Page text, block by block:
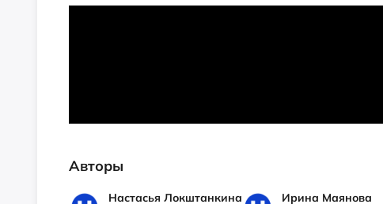
Авторы
Настасья Локштанкина Ирина Маянова